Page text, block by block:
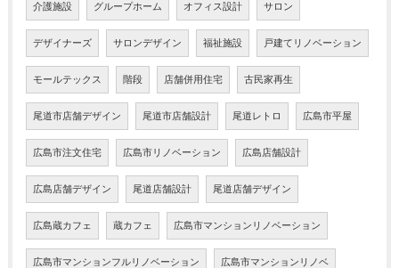
介護施設 グループホーム オフィス設計 サロン
デザイナーズ サロンデザイン 福祉施設 戸建てリノベーション
モールテックス 階段 店舗併用住宅 古民家再生
尾道市店舗デザイン 尾道市店舗設計 尾道レトロ 広島市平屋
広島市注文住宅 広島市リノベーション 広島店舗設計
広島店舗デザイン 尾道店舗設計 尾道店舗デザイン
広島蔵カフェ 蔵カフェ 広島市マンションリノベーション
広島市マンションフルリノベーション 広島市マンションリノベ